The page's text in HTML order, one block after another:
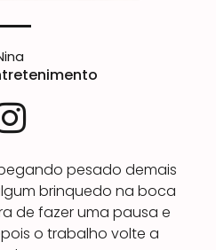
I
s
t
pesado demais
brinquedo na boca
de fazer uma pausa e
o trabalho volte a